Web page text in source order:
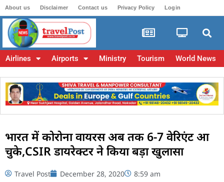
About us Disclaimer Contact us Privacy Policy Login
Airlines Airports Ministry Tourism World News
भारत में कोरोना वायरस अब तक 6-7 वेरिएंट आ
चुके,CSIR डायरेक्टर ने किया बड़ा खुलासा
Travel Post December 28, 2020 8:59 am